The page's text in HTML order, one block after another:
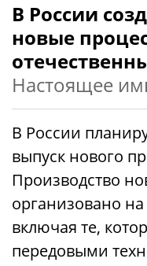
В России
новые
Настоящее
В России
выпуск нового
Производство
организовано
включая те,
передовыми